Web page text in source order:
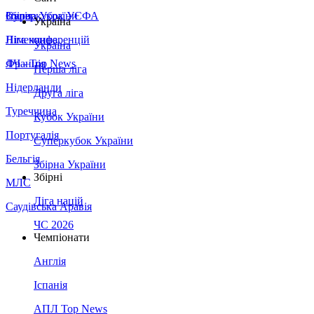
Збірна України
Італія
Німеччина
Франція
Нідерланди
Туреччина
Португалія
Бельгія
МЛС
Саудівська Аравія
Суперкубок УЄФА
Ліга конференцій
ЛЧ - Top News
Україна
Україна
Перша ліга
Друга ліга
Кубок України
Суперкубок України
Збірна України
Збірні
Ліга націй
ЧС 2026
Чемпіонати
Англія
Іспанія
АПЛ Top News